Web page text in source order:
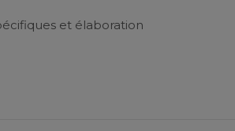
et élaboration